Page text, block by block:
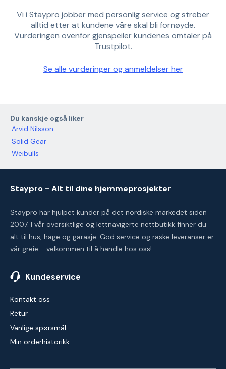
Vi i Staypro jobber med personlig service og streber
alltid etter at kundene våre skal bli fornøyde.
Vurderingen ovenfor gjenspeiler kundenes omtaler på
Trustpilot.
Se alle vurderinger og anmeldelser her
Du kanskje også liker
Arvid Nilsson
Solid Gear
Weibulls
Staypro - Alt til dine hjemmeprosjekter
Staypro har hjulpet kunder på det nordiske markedet siden
2007. I vår oversiktlige og lettnavigerte nettbutikk finner du
alt til hus, hage og garasje. God service og raske leveranser er
vår greie - velkommen til å handle hos oss!
Kundeservice
Kontakt oss
Retur
Vanlige spørsmål
Min orderhistorikk